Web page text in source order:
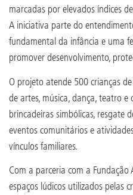
marcadas por elevados índices
A iniciativa parte do
fundamental da infância e uma
promover desenvolvimento,
O projeto atende 500 crianças
de artes, música, dança, teatro
brincadeiras simbólicas, resgate
eventos comunitários e
vínculos familiares.
Com a parceria com a
espaços lúdicos utilizados pelas